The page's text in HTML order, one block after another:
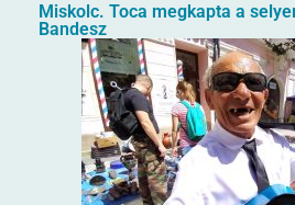
Miskolc. Toca megkapta a
Bandesz